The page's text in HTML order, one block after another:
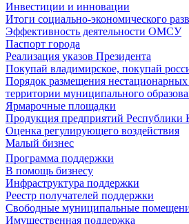
Инвестиции и инновации
Итоги социально-экономического
Эффективность деятельности ОМСУ
Паспорт города
Реализация указов Президента
Покупай владимирское, покупай
Порядок размещения
территории муниципального
Ярмарочные площадки
Продукция предприятий
Оценка регулирующего воздействия
Малый бизнес
Программа поддержки
В помощь бизнесу
Инфраструктура поддержки
Реестр получателей поддержки
Свободные муниципальные
Имущественная поддержка